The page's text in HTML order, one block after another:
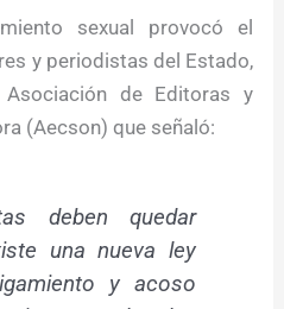
sexual provocó el
y periodistas del Estado,
de Editoras y
(Aecson) que señaló:
deben quedar
una nueva ley
y acoso